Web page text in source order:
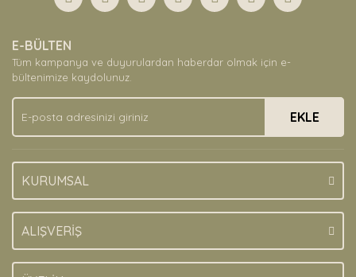
Yorum Yaz
Ürün açıklamasında eksik bilgiler bulunuyor.
Ürün bilgilerinde hatalar bulunuyor.
Ürün fiyatı diğer sitelerden daha pahalı.
Bu ürüne benzer farklı alternatifler olmalı.
E-BÜLTEN
Tüm kampanya ve duyurulardan haberdar olmak için e-
bültenimize kaydolunuz.
EKLE
KURUMSAL
ALIŞVERİŞ